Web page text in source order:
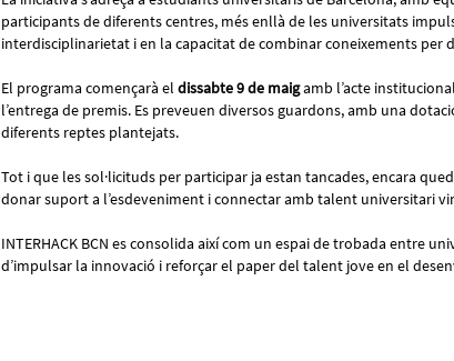
participants de diferents centres, més enllà de les universitats
interdisciplinarietat i en la capacitat de combinar coneixements per
El programa començarà el dissabte 9 de maigamb l’acte
l’entrega de premis. Es preveuen diversos guardons, amb una
diferents reptes plantejats.
Tot i que les sol·licituds per participar ja estan tancades, encara
donar suport a l’esdeveniment i connectar amb talent universitari
INTERHACK BCN es consolida així com un espai de trobada entre
d’impulsar la innovació i reforçar el paper del talent jove en el